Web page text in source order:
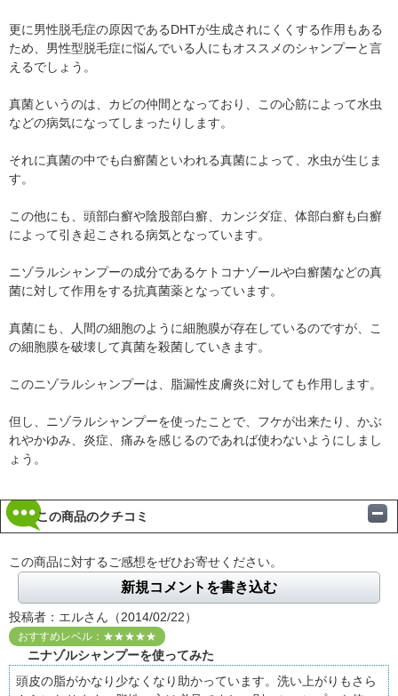
更に男性脱毛症の原因であるDHTが生成されにくくする作用もある
ため、男性型脱毛症に悩んでいる人にもオススメのシャンプーと言
えるでしょう。
真菌というのは、カビの仲間となっており、この心筋によって水虫
などの病気になってしまったりします。
それに真菌の中でも白癬菌といわれる真菌によって、水虫が生じま
す。
この他にも、頭部白癬や陰股部白癬、カンジダ症、体部白癬も白癬
によって引き起こされる病気となっています。
ニゾラルシャンプーの成分であるケトコナゾールや白癬菌などの真
菌に対して作用をする抗真菌薬となっています。
真菌にも、人間の細胞のように細胞膜が存在しているのですが、こ
の細胞膜を破壊して真菌を殺菌していきます。
このニゾラルシャンプーは、脂漏性皮膚炎に対しても作用します。
但し、ニゾラルシャンプーを使ったことで、フケが出来たり、かぶ
れやかゆみ、炎症、痛みを感じるのであれば使わないようにしまし
ょう。
この商品のクチコミ
この商品に対するご感想をぜひお寄せください。
新規コメントを書き込む
投稿者：エルさん（2014/02/22）
おすすめレベル：★★★★★
ニナゾルシャンプーを使ってみた
頭皮の脂がかなり少なくなり助かっています。洗い上がりもさら